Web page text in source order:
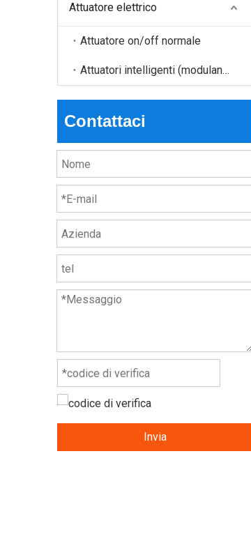
Attuatore elettrico
Attuatore on/off normale
Attuatori intelligenti (modulanti, Modbus, ecc.)
Contattaci
Invia